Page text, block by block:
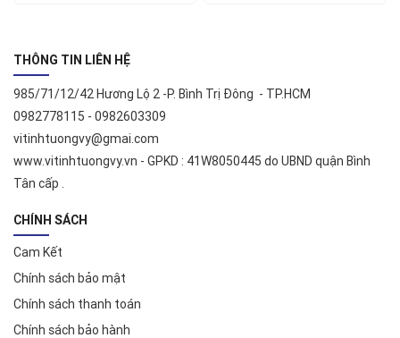
THÔNG TIN LIÊN HỆ
985/71/12/42 Hương Lộ 2 -P. Bình Trị Đông - TP.HCM
0982778115 - 0982603309
vitinhtuongvy@gmai.com
www.vitinhtuongvy.vn - GPKD : 41W8050445 do UBND quận Bình
Tân cấp .
CHÍNH SÁCH
Cam Kết
Chính sách bảo mật
Chính sách thanh toán
Chính sách bảo hành